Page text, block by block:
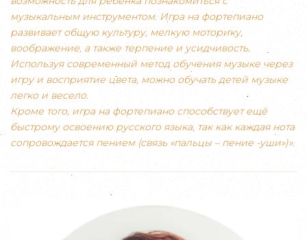
музыкальным инструментом. Игра на фортепиано
развивает общую культуру, мелкую моторику,
воображение, а также терпение и усидчивость.
Используя современный метод обучения музыке через
игру и восприятие цвета, можно обучать детей музыке
легко и весело.
Кроме того, игра на фортепиано способствует ещё
быстрому освоению русского языка, так как каждая нота
сопровождается пением (связь «пальцы – пение -уши»)».